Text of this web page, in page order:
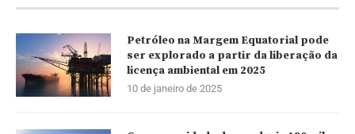
Petróleo na Margem Equatorial pode
ser explorado a partir da liberação da
licença ambiental em 2025
10 de janeiro de 2025